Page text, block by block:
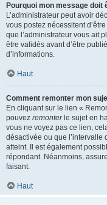
Pourquoi mon message doit
L’administrateur peut avoir
vous postez nécessitent
que l’administrateur vous ait
être validés avant d’être
d’informations.
Haut
Comment remonter mon
En cliquant sur le lien «
pouvez remonterle sujet en
vous ne voyez pas ce lien,
désactivée ou que l’intervalle
atteint. Il est également
répondant. Néanmoins,
faisant.
Haut